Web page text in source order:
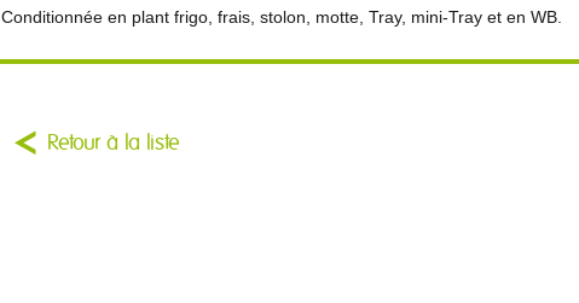
Conditionnée en plant frigo, frais, stolon, motte, Tray, mini-Tray et en WB.
Retour à la liste